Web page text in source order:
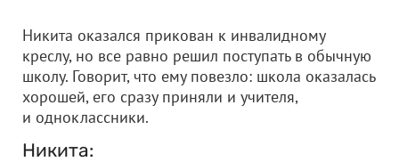
Никита оказался прикован к инвалидному
креслу, но все равно решил поступать в обычную
школу. Говорит, что ему повезло: школа оказалась
хорошей, его сразу приняли и учителя,
и одноклассники.
Никита: